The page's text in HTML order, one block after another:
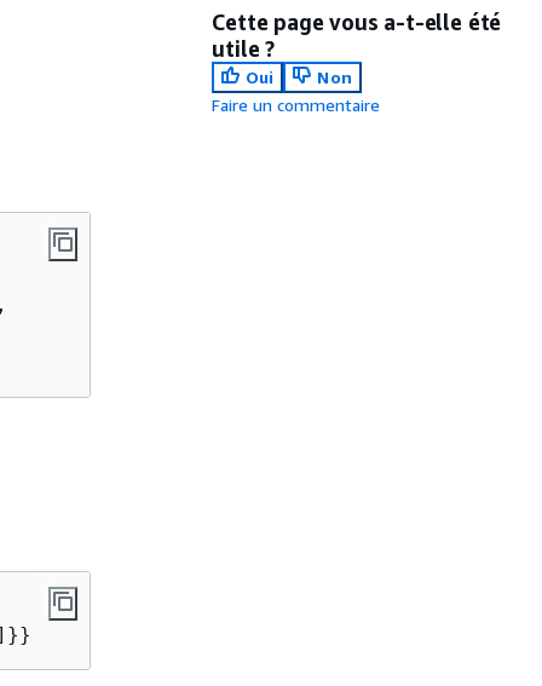
l'algorithme k-NN
Cette page vous a-t-elle été
utile ?
Oui
Non
Faire un commentaire